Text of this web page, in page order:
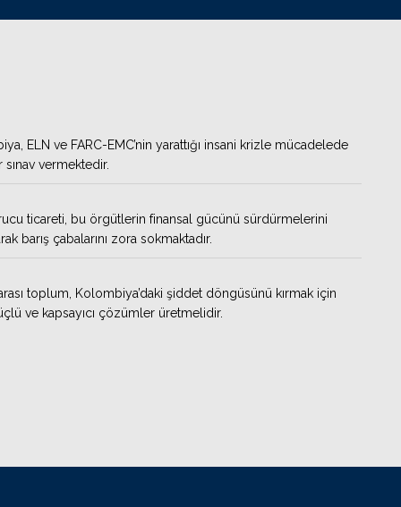
ELN ve FARC-EMC’nin yarattığı insani krizle mücadelede
sınav vermektedir.
ticareti, bu örgütlerin finansal gücünü sürdürmelerini
barış çabalarını zora sokmaktadır.
toplum, Kolombiya’daki şiddet döngüsünü kırmak için
ve kapsayıcı çözümler üretmelidir.